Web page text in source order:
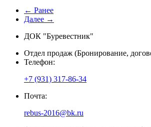
← Ранее
Далее →
ДОК "Буревестник"
Отдел продаж (Бронирование,
Телефон:
+7 (931) 317-86-34
Почта:
rebus-2016@bk.ru